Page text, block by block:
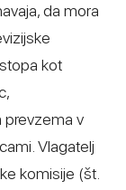
da mora
kot
prevzema v
Vlagatelj
komisije (št.